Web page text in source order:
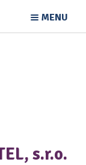
MENU
s.r.o.